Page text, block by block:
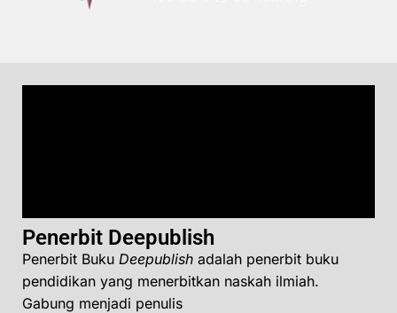
Penerbit Deepublish
Penerbit Buku Deepublish adalah penerbit buku
pendidikan yang menerbitkan naskah ilmiah.
Gabung menjadi penulis